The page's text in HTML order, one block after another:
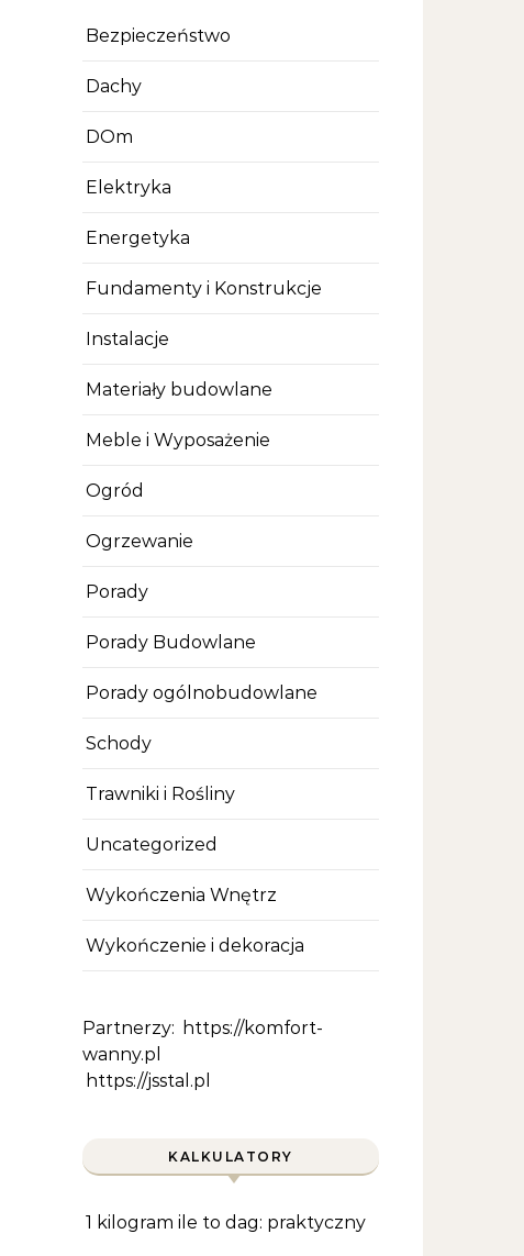
Bezpieczeństwo
Dachy
DOm
Elektryka
Energetyka
Fundamenty i Konstrukcje
Instalacje
Materiały budowlane
Meble i Wyposażenie
Ogród
Ogrzewanie
Porady
Porady Budowlane
Porady ogólnobudowlane
Schody
Trawniki i Rośliny
Uncategorized
Wykończenia Wnętrz
Wykończenie i dekoracja
Partnerzy: https://komfort-
wanny.pl
https://jsstal.pl
KALKULATORY
1 kilogram ile to dag: praktyczny